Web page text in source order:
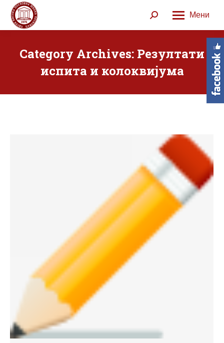
Мени
Search:
Category Archives: Резултати
испита и колоквијума